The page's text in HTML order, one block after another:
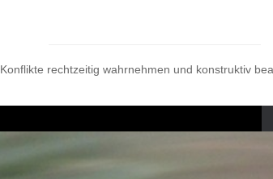
Konflikte rechtzeitig wahrnehmen und konstruktiv